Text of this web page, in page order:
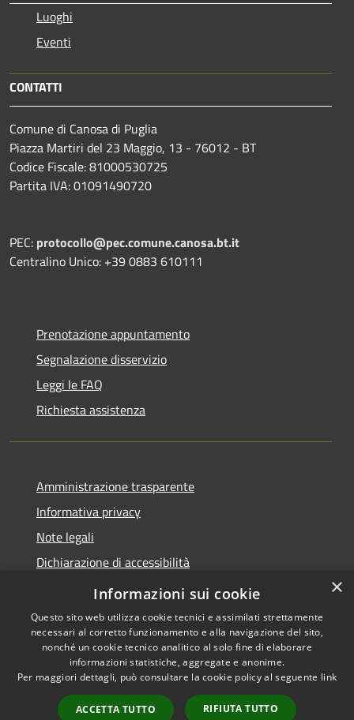
Luoghi
Eventi
CONTATTI
Comune di Canosa di Puglia
Piazza Martiri del 23 Maggio, 13 - 76012 - BT
Codice Fiscale: 81000530725
Partita IVA: 01091490720
PEC: protocollo@pec.comune.canosa.bt.it
Centralino Unico: +39 0883 610111
Prenotazione appuntamento
Segnalazione disservizio
Leggi le FAQ
Richiesta assistenza
Amministrazione trasparente
Informativa privacy
Note legali
Dichiarazione di accessibilità
WhistleblowingPA
Accessibilità
Copyright © 2026 • Comune di
Canosa di Puglia • Powered by
Municipium•
Accesso
×
Informazioni sui cookie
Questo sito web utilizza cookie tecnici e assimilati strettamente
necessari al corretto funzionamento e alla navigazione del sito,
nonché un cookie tecnico analitico al solo fine di elaborare
informazioni statistiche, aggregate e anonime.
Per maggiori dettagli, può consultare la cookie policy al seguente link
ACCETTA TUTTO RIFIUTA TUTTO